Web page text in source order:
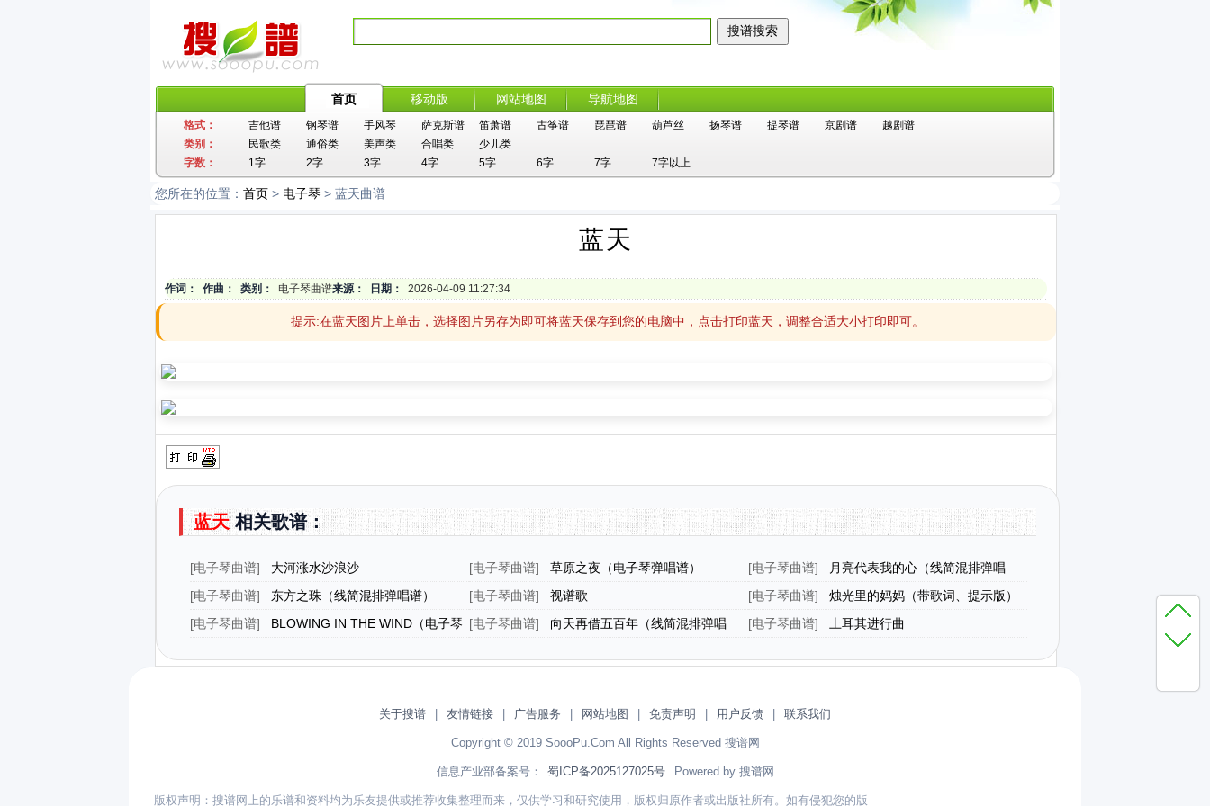
首页 移动版 网站地图 导航地图
格式： 吉他谱 钢琴谱 手风琴 萨克斯谱 笛萧谱 古筝谱 琵琶谱 葫芦丝 扬琴谱 提琴谱 京剧谱
越剧谱
类别：
民歌类 通俗类 美声类 合唱类
少儿类
字数：
1字 2字 3字 4字 5字 6字 7字 7字以上
您所在的位置： 首页 > 电子琴 > 蓝天曲谱
蓝天
作词： 作曲： 类别： 电子琴曲谱来源： 日期： 2026-04-09 11:27:34
提示:在蓝天图片上单击，选择图片另存为即可将蓝天保存到您的电脑中，点击打印蓝天，调整合适大小打印即可。
蓝天相关歌谱：
[电子琴曲谱] 大河涨水沙浪沙 [电子琴曲谱] 草原之夜（电子琴弹唱谱） [电子琴曲谱]
月亮代表我的心（线简混排弹唱
谱）
[电子琴曲谱] 东方之珠（线简混排弹唱谱） [电子琴曲谱] 视谱歌 [电子琴曲谱]
烛光里的妈妈（带歌词、提示版）
[电子琴曲谱]
BLOWING IN THE WIND（电子琴 [电子琴曲谱]
向天再借五百年（线简混排弹唱
[电子琴曲谱] 土耳其进行曲
关于搜谱 友情链接 广告服务 网站地图 免责声明 用户反馈 联系我们
Copyright © 2019 SoooPu.Com All Rights Reserved 搜谱网
信息产业部备案号： 蜀ICP备2025127025号 Powered by 搜谱网
版权声明：搜谱网上的乐谱和资料均为乐友提供或推荐收集整理而来，仅供学习和研究使用，版权归原作者或出版社所有。如有侵犯您的版